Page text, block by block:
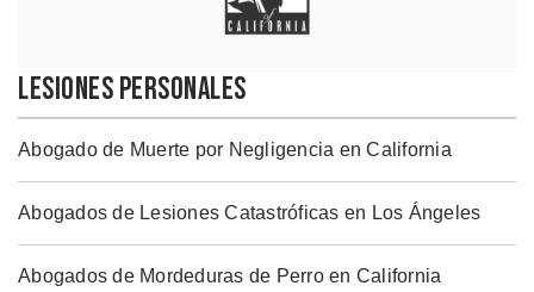
Lesiones Personales
Abogado de Muerte por Negligencia en California
Abogados de Lesiones Catastróficas en Los Ángeles
Abogados de Mordeduras de Perro en California